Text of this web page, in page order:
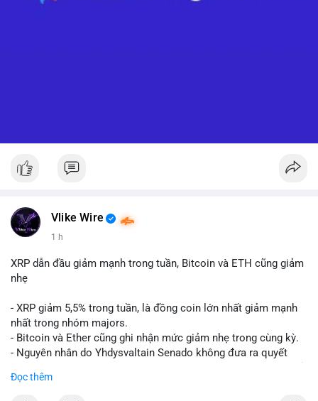
Vlike Wire
1 h
XRP dẫn đầu giảm mạnh trong tuần, Bitcoin và ETH cũng giảm
nhẹ
- XRP giảm 5,5% trong tuần, là đồng coin lớn nhất giảm mạnh
nhất trong nhóm majors.
- Bitcoin và Ether cũng ghi nhận mức giảm nhẹ trong cùng kỳ.
- Nguyên nhân do Yhdysvaltain Senado không đưa ra quyết
hè, đẩy việc thảo luận sang tháng 9.
Đọc thêm